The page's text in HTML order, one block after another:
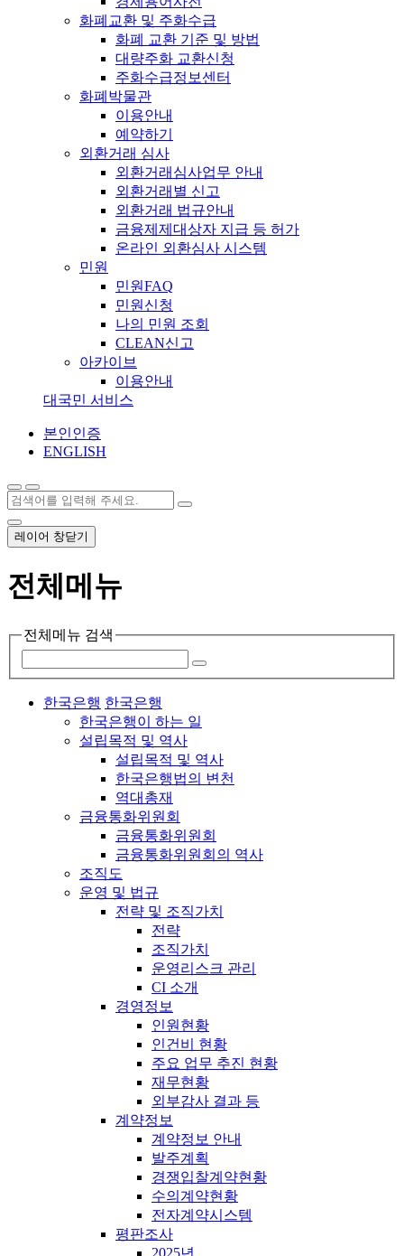
화폐교환 및 주화수급
화폐 교환 기준 및 방법
대량주화 교환신청
주화수급정보센터
화폐박물관
이용안내
예약하기
외환거래 심사
외환거래심사업무 안내
외환거래별 신고
외환거래 법규안내
금융제제대상자 지급 등 허가
온라인 외환심사 시스템
민원
민원FAQ
민원신청
나의 민원 조회
CLEAN신고
아카이브
이용안내
대국민 서비스
본인인증
ENGLISH
레이어 창닫기
전체메뉴
전체메뉴 검색
한국은행 한국은행
한국은행이 하는 일
설립목적 및 역사
설립목적 및 역사
한국은행법의 변천
역대총재
금융통화위원회
금융통화위원회
금융통화위원회의 역사
조직도
운영 및 법규
전략 및 조직가치
전략
조직가치
운영리스크 관리
CI 소개
경영정보
인원현황
인건비 현황
주요 업무 추진 현황
재무현황
외부감사 결과 등
계약정보
계약정보 안내
발주계획
경쟁입찰계약현황
수의계약현황
전자계약시스템
평판조사